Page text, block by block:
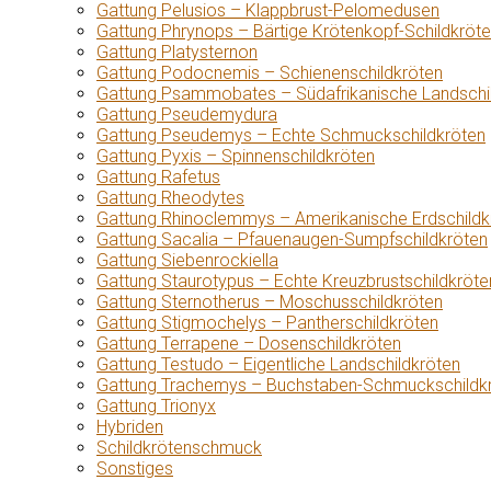
Gattung Pelusios – Klappbrust-Pelomedusen
Gattung Phrynops – Bärtige Krötenkopf-
Gattung Platysternon
Gattung Podocnemis – Schienenschildkröten
Gattung Psammobates – Südafrikanische
Gattung Pseudemydura
Gattung Pseudemys – Echte Schmuckschildkröten
Gattung Pyxis – Spinnenschildkröten
Gattung Rafetus
Gattung Rheodytes
Gattung Rhinoclemmys – Amerikanische
Gattung Sacalia – Pfauenaugen-Sumpfschildkröten
Gattung Siebenrockiella
Gattung Staurotypus – Echte
Gattung Sternotherus – Moschusschildkröten
Gattung Stigmochelys – Pantherschildkröten
Gattung Terrapene – Dosenschildkröten
Gattung Testudo – Eigentliche Landschildkröten
Gattung Trachemys – Buchstaben-
Gattung Trionyx
Hybriden
Schildkrötenschmuck
Sonstiges